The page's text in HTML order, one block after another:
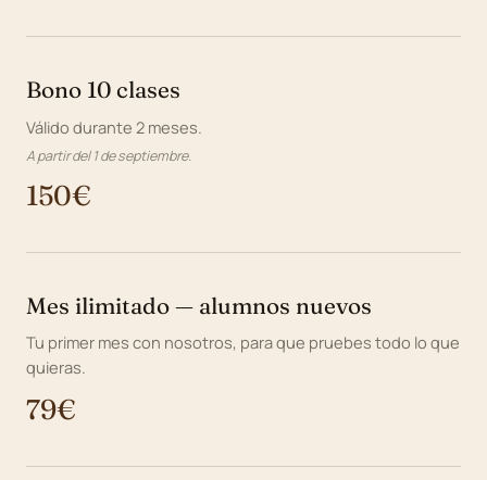
Bono 10 clases
Válido durante 2 meses.
A partir del 1 de septiembre.
150€
Mes ilimitado — alumnos nuevos
Tu primer mes con nosotros, para que pruebes todo lo que
quieras.
79€